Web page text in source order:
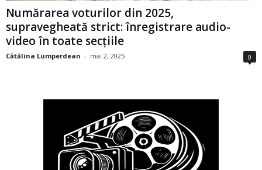
Numărarea voturilor din 2025,
supravegheată strict: înregistrare audio-
video în toate secțiile
Cătălina Lumperdean - mai 2, 2025 0